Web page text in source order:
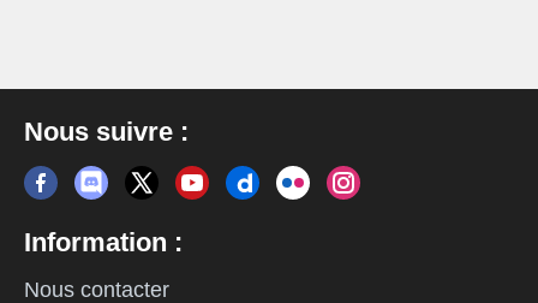
Nous suivre :
Information :
Nous contacter